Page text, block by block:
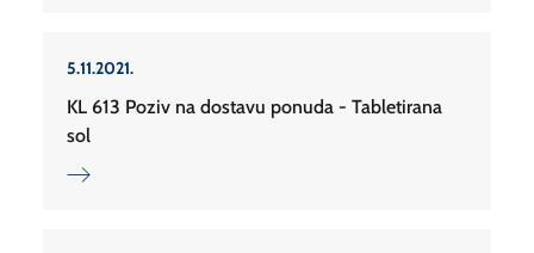
5.11.2021.
KL 613 Poziv na dostavu ponuda - Tabletirana
sol